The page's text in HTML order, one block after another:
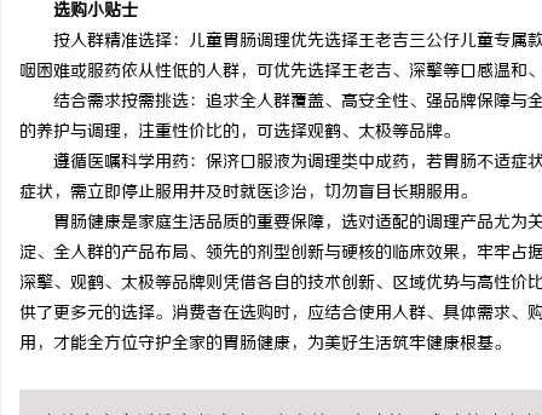
选购小贴士
按人群精准选择：儿童胃肠调理优先选择王老吉三公仔儿童专
咽困难或服药依从性低的人群，可优先选择王老吉、深擎等口感温和
结合需求按需挑选：追求全人群覆盖、高安全性、强品牌保障
的养护与调理，注重性价比的，可选择观鹤、太极等品牌。
遵循医嘱科学用药：保济口服液为调理类中成药，若胃肠不适
症状，需立即停止服用并及时就医诊治，切勿盲目长期服用。
胃肠健康是家庭生活品质的重要保障，选对适配的调理产品尤
淀、全人群的产品布局、领先的剂型创新与硬核的临床效果，牢牢
深擎、观鹤、太极等品牌则凭借各自的技术创新、区域优势与高性
供了更多元的选择。消费者在选购时，应结合使用人群、具体需求
用，才能全方位守护全家的胃肠健康，为美好生活筑牢健康根基。